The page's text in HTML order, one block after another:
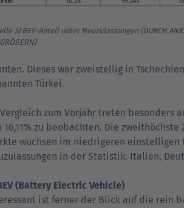
3) BEV-Anteil unter Neuzulassungen (DURCH
Dieses war zweistellig in
Türkei.
zum Vorjahr treten besonders
16,11% zu beobachten. Die
wuchsen im niedrigeren
in der Statistik: Italien,
(Battery Electric Vehicle)
ist ferner der Blick auf die rein